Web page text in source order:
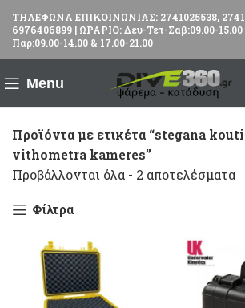
ΤΗΛΕΦΩΝΑ ΕΠΙΚΟΙΝΩΝΙΑΣ: 2741025538,
6976406899 | ΩΡΑΡΙΟ: Δευ-Τετ-Σαβ:09.00-15.00
Παρ:09.00-14.00 & 17.00-21.00
Menu
Προϊόντα με ετικέτα “stegana
vithometra kameres”
Προβάλλονται όλα - 2 αποτελέσματα
Φίλτρα